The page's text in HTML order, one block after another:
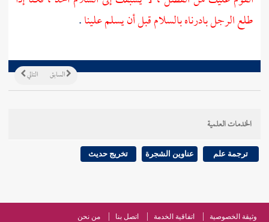
طلع الرجل بادرناه بالسلام قبل أن يسلم علينا.
التالي السابق
الخدمات العلمية
ترجمة علم عناوين الشجرة تخريج حديث
وثيقة الخصوصية اتفاقية الخدمة اتصل بنا من نحن